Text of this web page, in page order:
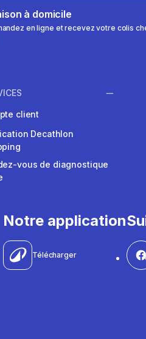
à domicile
en ligne et recevez votre colis
client
Decathlon
vous de diagnostique
Notre application
Télécharger